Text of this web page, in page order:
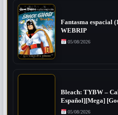
Fantasma espacial
WEBRIP
05/08/2026
Bleach: TYBW –
Español][Mega]
05/08/2026